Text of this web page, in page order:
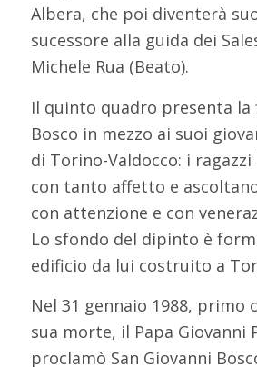
Albera, che poi diventerà
sucessore alla guida dei
Michele Rua (Beato).
Il quinto quadro presenta la
Bosco in mezzo ai suoi
di Torino-Valdocco: i
con tanto affetto e
con attenzione e con
Lo sfondo del dipinto è
edificio da lui costruito a
Nel 31 gennaio 1988, primo
sua morte, il Papa Giovanni
proclamò San Giovanni